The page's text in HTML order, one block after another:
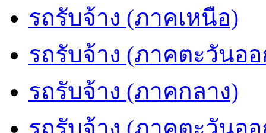
รถรับจ้าง (ภาคเหนือ)
รถรับจ้าง (ภาคตะวันออ
รถรับจ้าง (ภาคกลาง)
รถรับจ้าง (ภาคตะวันอ